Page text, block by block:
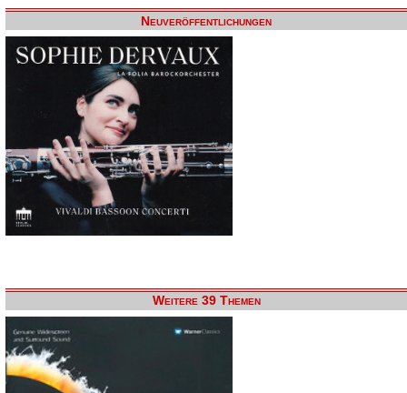
Neuveröffentlichungen
Weitere 39 Themen